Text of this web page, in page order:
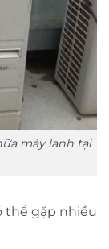
máy lạnh tại
thể gặp nhiều